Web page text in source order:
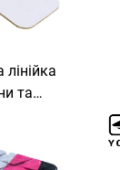
та
для